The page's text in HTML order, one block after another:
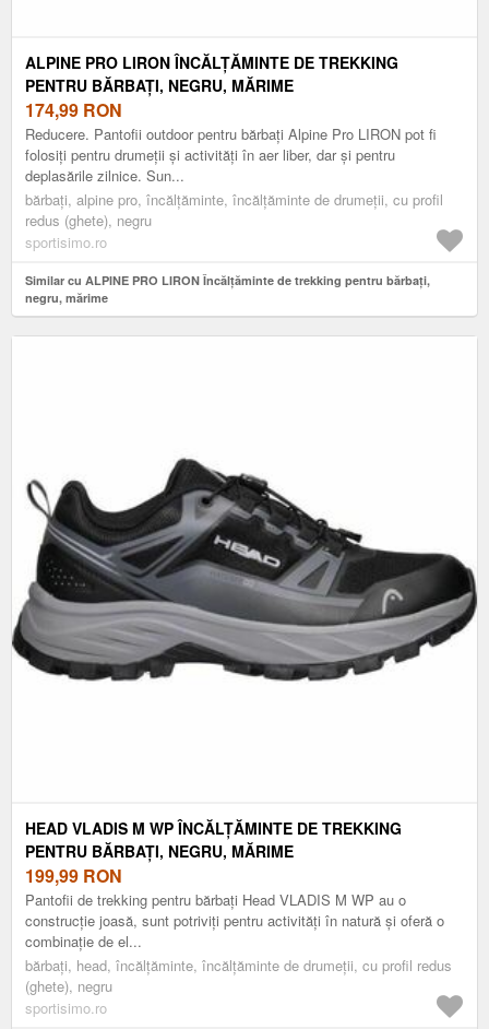
ALPINE PRO LIRON ÎNCĂLȚĂMINTE DE TREKKING
PENTRU BĂRBAȚI, NEGRU, MĂRIME
174,99 RON
Reducere. Pantofii outdoor pentru bărbați Alpine Pro LIRON pot fi
folosiți pentru drumeții și activități în aer liber, dar și pentru
deplasările zilnice. Sun...
bărbați, alpine pro, încălțăminte, încălțăminte de drumeții, cu profil
redus (ghete), negru
sportisimo.ro
Similar cu ALPINE PRO LIRON Încălțăminte de trekking pentru bărbați,
negru, mărime
HEAD VLADIS M WP ÎNCĂLȚĂMINTE DE TREKKING
PENTRU BĂRBAȚI, NEGRU, MĂRIME
199,99 RON
Pantofii de trekking pentru bărbați Head VLADIS M WP au o
construcție joasă, sunt potriviți pentru activități în natură și oferă o
combinație de el...
bărbați, head, încălțăminte, încălțăminte de drumeții, cu profil redus
(ghete), negru
sportisimo.ro